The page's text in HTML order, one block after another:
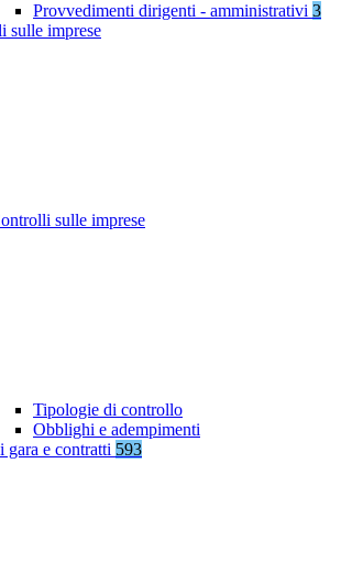
Provvedimenti dirigenti - amministrativi 3
sulle imprese
sulle imprese
Tipologie di controllo
Obblighi e adempimenti
gara e contratti 593